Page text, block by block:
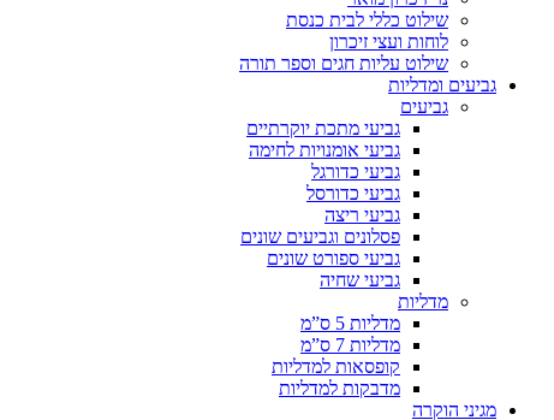
שילוט כללי לבית כנסת
לוחות ועצי זיכרון
שילוט עליות חגים וספר תורה
גביעים ומדליות
גביעים
גביעי מתכת יוקרתיים
גביעי אומנויות לחימה
גביעי כדורגל
גביעי כדורסל
גביעי ריצה
פסלונים וגביעים שונים
גביעי ספורט שונים
גביעי שחיה
מדליות
מדליות 5 ס”מ
מדליות 7 ס”מ
קופסאות למדליות
מדבקות למדליות
מגיני הוקרה